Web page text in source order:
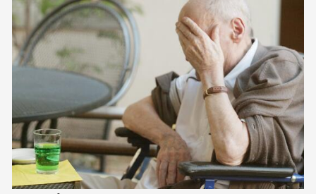
februar (2)
januar (3)
2025
2024
2023
2022